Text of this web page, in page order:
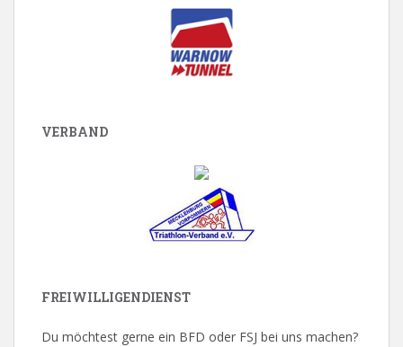
VERBAND
FREIWILLIGENDIENST
Du möchtest gerne ein BFD oder FSJ bei uns machen?